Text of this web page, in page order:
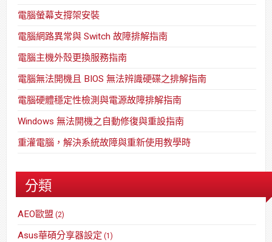
電腦螢幕支撐架安裝
電腦網路異常與 Switch 故障排解指南
電腦主機外殼更換服務指南
電腦無法開機且 BIOS 無法辨識硬碟之排解指南
電腦硬體穩定性檢測與電源故障排解指南
Windows 無法開機之自動修復與重設指南
重灌電腦，解決系統故障與重新使用教學時
分類
AEO歐盟 (2)
Asus華碩分享器設定 (1)